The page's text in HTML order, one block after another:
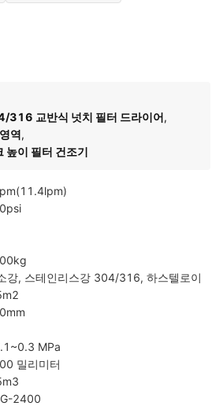
316 교반식 넛치 필터 드라이어,
역,
이 필터 건조기
강, 스테인리스강 304/316, 하스텔로이
MPa
밀리미터
2400